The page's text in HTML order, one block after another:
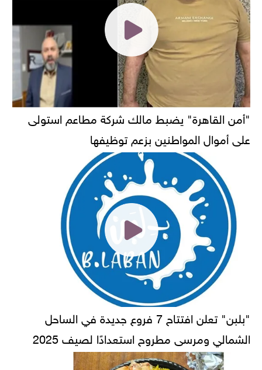
"أمن القاهرة" يضبط مالك شركة مطاعم استولى
على أموال المواطنين بزعم توظيفها
"بلبن" تعلن افتتاح 7 فروع جديدة في الساحل
الشمالي ومرسى مطروح استعدادًا لصيف 2025